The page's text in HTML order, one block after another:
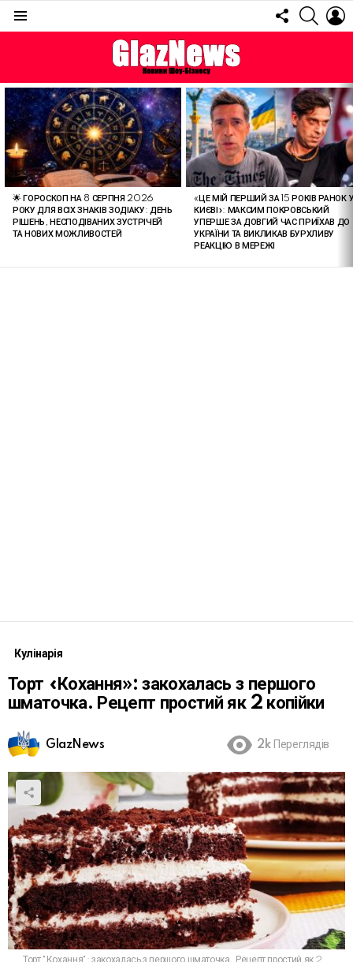
FOLLOW
US
ОСТАННІ
СТАТТІ
🌟 ГОРОСКОП НА 8 СЕРПНЯ 2026
РОКУ ДЛЯ ВСІХ ЗНАКІВ ЗОДІАКУ: ДЕНЬ
РІШЕНЬ, НЕСПОДІВАНИХ ЗУСТРІЧЕЙ
ТА НОВИХ МОЖЛИВОСТЕЙ
«ЦЕ МІЙ ПЕРШИЙ ЗА 15 РОКІВ РАНОК
КИЄВІ»: МАКСИМ ПОКРОВСЬКИЙ
УПЕРШЕ ЗА ДОВГИЙ ЧАС ПРИЇХАВ ДО
УКРАЇНИ ТА ВИКЛИКАВ БУРХЛИВУ
РЕАКЦІЮ В МЕРЕЖІ
Кулінарія
Торт «Кохання»: закохалась з першого
шматочка. Рецепт простий як 2 копійки
GlazNews 2k Переглядів